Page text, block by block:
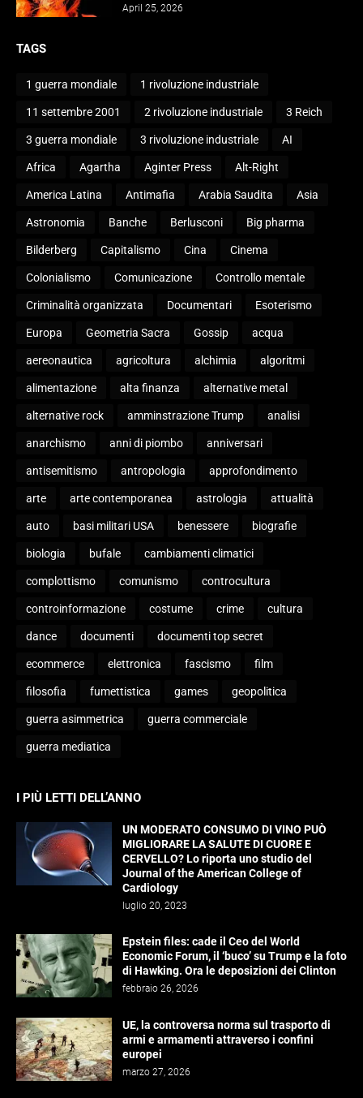
April 25, 2026
TAGS
1 guerra mondiale 1 rivoluzione industriale
11 settembre 2001 2 rivoluzione industriale 3 Reich
3 guerra mondiale 3 rivoluzione industriale AI
Africa Agartha Aginter Press Alt-Right
America Latina Antimafia Arabia Saudita Asia
Astronomia Banche Berlusconi Big pharma
Bilderberg Capitalismo Cina Cinema
Colonialismo Comunicazione Controllo mentale
Criminalità organizzata Documentari Esoterismo
Europa Geometria Sacra Gossip acqua
aereonautica agricoltura alchimia algoritmi
alimentazione alta finanza alternative metal
alternative rock amminstrazione Trump analisi
anarchismo anni di piombo anniversari
antisemitismo antropologia approfondimento
arte arte contemporanea astrologia attualità
auto basi militari USA benessere biografie
biologia bufale cambiamenti climatici
complottismo comunismo controcultura
controinformazione costume crime cultura
dance documenti documenti top secret
ecommerce elettronica fascismo film
filosofia fumettistica games geopolitica
guerra asimmetrica guerra commerciale
guerra mediatica
I PIÙ LETTI DELL’ANNO
UN MODERATO CONSUMO DI VINO PUÒ
MIGLIORARE LA SALUTE DI CUORE E
CERVELLO? Lo riporta uno studio del
Journal of the American College of
Cardiology
luglio 20, 2023
Epstein files: cade il Ceo del World
Economic Forum, il ‘buco’ su Trump e la foto
di Hawking. Ora le deposizioni dei Clinton
febbraio 26, 2026
UE, la controversa norma sul trasporto di
armi e armamenti attraverso i confini
europei
marzo 27, 2026